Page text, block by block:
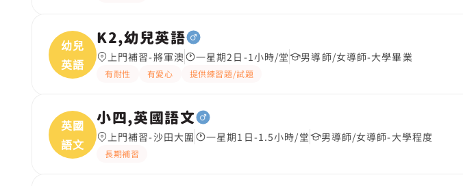
幼兒
英語
K2,幼兒英語
上門補習-將軍澳 一星期2日-1小時/堂 男導師/女導師-大學畢業
有耐性 有愛心 提供練習題/試題
英國
語文
小四,英國語文
上門補習-沙田大圍 一星期1日-1.5小時/堂 男導師/女導師-大學程度
長期補習